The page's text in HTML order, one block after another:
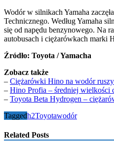
Wodór w silnikach Yamaha
Technicznego. Według Yamaha
się od napędu benzynowego. Na
autobusach i ciężarówkach marki
Źródło: Toyota / Yamacha
Zobacz także
– Ciężarówki Hino na wodór
– Hino Profia – średniej wielkości
– Toyota Beta Hydrogen –
Taggedh2Toyotawodór
Related Posts